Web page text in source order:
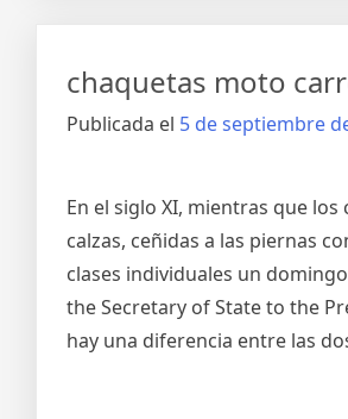
chaquetas moto
Publicada el 5 de septiembre
En el siglo XI, mientras que
calzas, ceñidas a las piernas
clases individuales un
the Secretary of State to the
hay una diferencia entre las